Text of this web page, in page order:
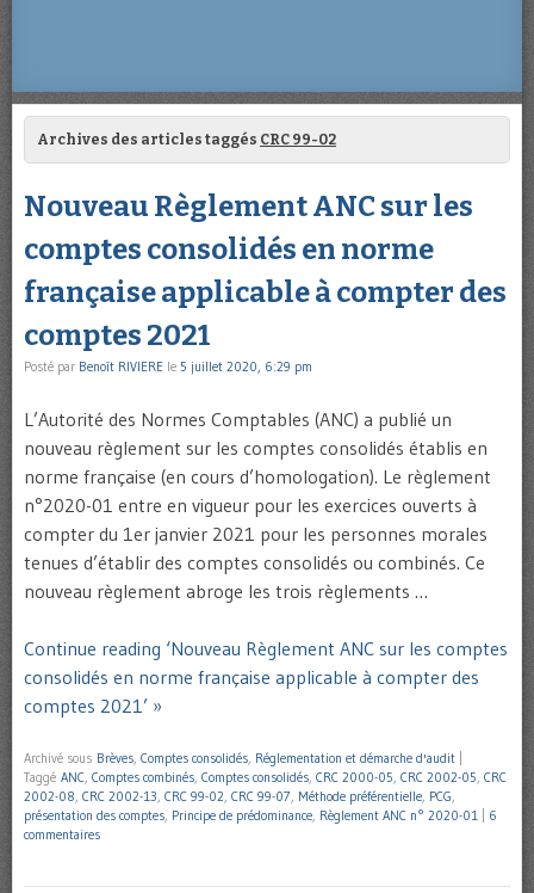
Archives des articles taggés CRC 99-02
Nouveau Règlement ANC sur les
comptes consolidés en norme
française applicable à compter des
comptes 2021
Posté par Benoît RIVIERE le 5 juillet 2020, 6:29 pm
L’Autorité des Normes Comptables (ANC) a publié un
nouveau règlement sur les comptes consolidés établis en
norme française (en cours d’homologation). Le règlement
n°2020-01 entre en vigueur pour les exercices ouverts à
compter du 1er janvier 2021 pour les personnes morales
tenues d’établir des comptes consolidés ou combinés. Ce
nouveau règlement abroge les trois règlements …
Continue reading ‘Nouveau Règlement ANC sur les comptes
consolidés en norme française applicable à compter des
comptes 2021’ »
Archivé sous Brèves, Comptes consolidés, Réglementation et démarche d'audit
Taggé ANC, Comptes combinés, Comptes consolidés, CRC 2000-05, CRC 2002-05, CRC
2002-08, CRC 2002-13, CRC 99-02, CRC 99-07, Méthode préférentielle, PCG,
présentation des comptes, Principe de prédominance, Règlement ANC n° 2020-01
6
commentaires